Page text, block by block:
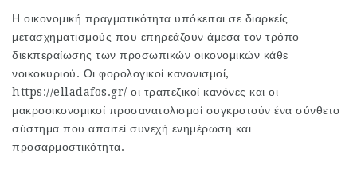
Η οικονομική πραγματικότητα υπόκειται σε διαρκείς
μετασχηματισμούς που επηρεάζουν άμεσα τον τρόπο
διεκπεραίωσης των προσωπικών οικονομικών κάθε
νοικοκυριού. Οι φορολογικοί κανονισμοί,
https://elladafos.gr/ οι τραπεζικοί κανόνες και οι
μακροοικονομικοί προσανατολισμοί συγκροτούν ένα σύνθετο
σύστημα που απαιτεί συνεχή ενημέρωση και
προσαρμοστικότητα.